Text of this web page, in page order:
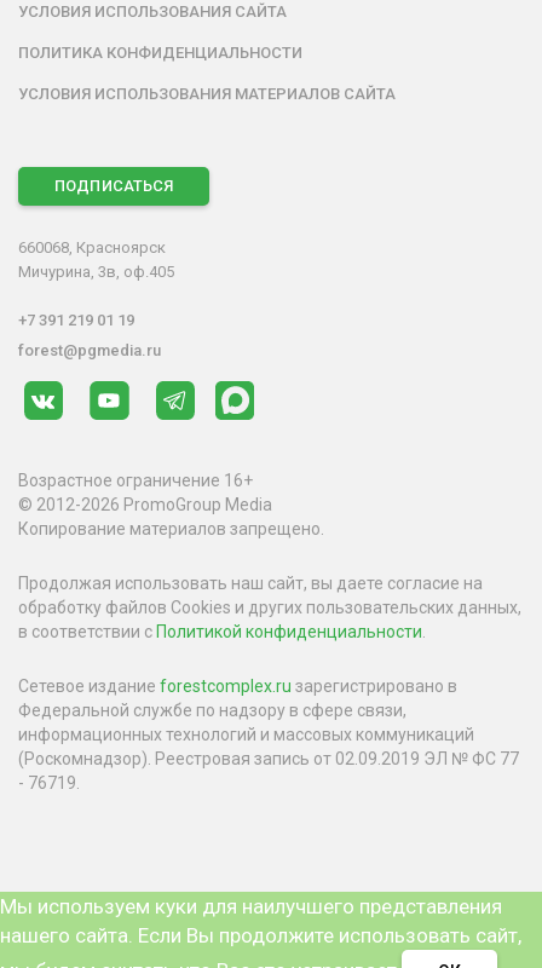
УСЛОВИЯ ИСПОЛЬЗОВАНИЯ САЙТА
ПОЛИТИКА КОНФИДЕНЦИАЛЬНОСТИ
УСЛОВИЯ ИСПОЛЬЗОВАНИЯ МАТЕРИАЛОВ САЙТА
ПОДПИСАТЬСЯ
660068, Красноярск
Мичурина, 3в, оф.405
+7 391 219 01 19
forest@pgmedia.ru
Возрастное ограничение 16+
© 2012-2026 PromoGroup Media
Копирование материалов запрещено.
Продолжая использовать наш сайт, вы даете согласие на
обработку файлов Cookies и других пользовательских данных,
в соответствии с Политикой конфиденциальности
Сетевое издание forestcomplex.ru зарегистрировано в
Федеральной службе по надзору в сфере связи,
информационных технологий и массовых коммуникаций
(Роскомнадзор). Реестровая запись от 02.09.2019 ЭЛ № ФС 77
- 76719.
Мы используем куки для наилучшего представления
нашего сайта. Если Вы продолжите использовать сайт,